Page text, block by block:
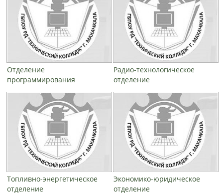
Отделение
программирования
Радио-технологическое
отделение
Топливно-энергетическое
отделение
Экономико-юридическое
отделение